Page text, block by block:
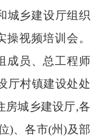
城乡建设厅组织
视频培训会。
成员、总工程师
厅村镇建设处处
房城乡建设厅,各
)、各市(州)及部